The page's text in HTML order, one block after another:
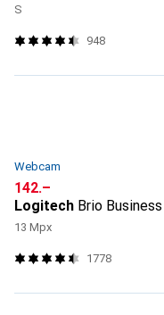
S
948
Webcam
CHF
142.–
Logitech Brio Business
13 Mpx
1778